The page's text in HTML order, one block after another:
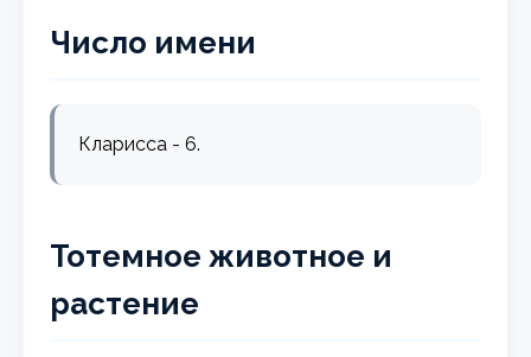
Число имени
Кларисса - 6.
Тотемное животное и
растение